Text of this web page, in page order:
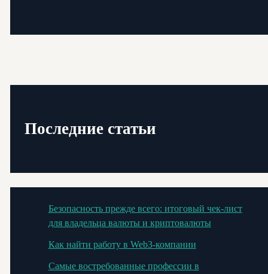
Последние статьи
Безопасность прежде всего: итоговый чек-лист
для владельца валюты и криптовалюты
Как найти работу в Web3-компании
Самые востребованные профессии в